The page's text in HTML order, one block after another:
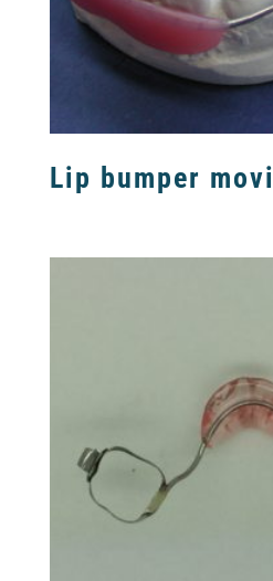
Lip bumper movil